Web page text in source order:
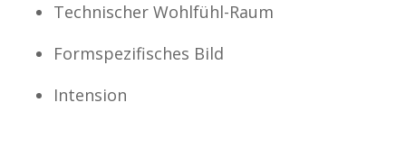
Technischer Wohlfühl-Raum
Formspezifisches Bild
Intension